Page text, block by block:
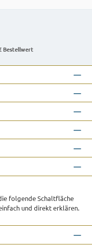
Bestellwert
folgende Schaltfläche
und direkt erklären.